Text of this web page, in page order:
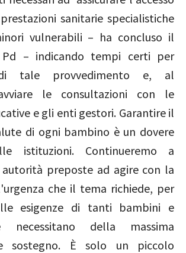
sanitarie specialistiche
vulnerabili – ha concluso il
Pd – indicando tempi certi per
tale provvedimento e, al
le consultazioni con le
e gli enti gestori. Garantire il
di ogni bambino è un dovere
istituzioni. Continueremo a
preposte ad agire con la
che il tema richiede, per
esigenze di tanti bambini e
necessitano della massima
sostegno. È solo un piccolo